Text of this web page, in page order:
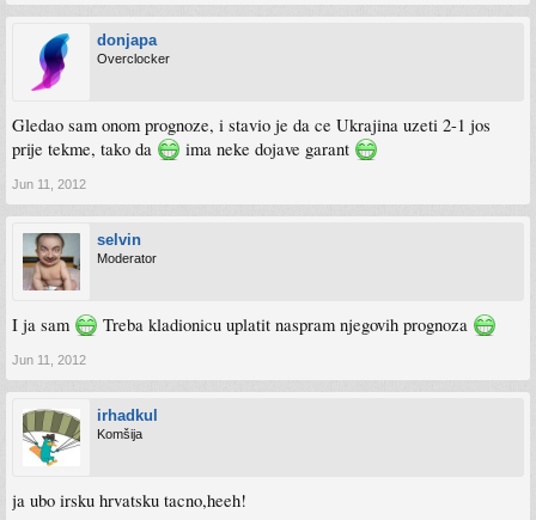
donjapa
Overclocker
Gledao sam onom prognoze, i stavio je da ce Ukrajina uzeti 2-1 jos
prije tekme, tako da
ima neke dojave garant
Jun 11, 2012
selvin
Moderator
I ja sam Treba kladionicu uplatit naspram njegovih prognoza
Jun 11, 2012
irhadkul
Komšija
ja ubo irsku hrvatsku tacno,heeh!